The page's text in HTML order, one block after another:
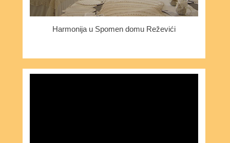
Harmonija u Spomen domu Reževići